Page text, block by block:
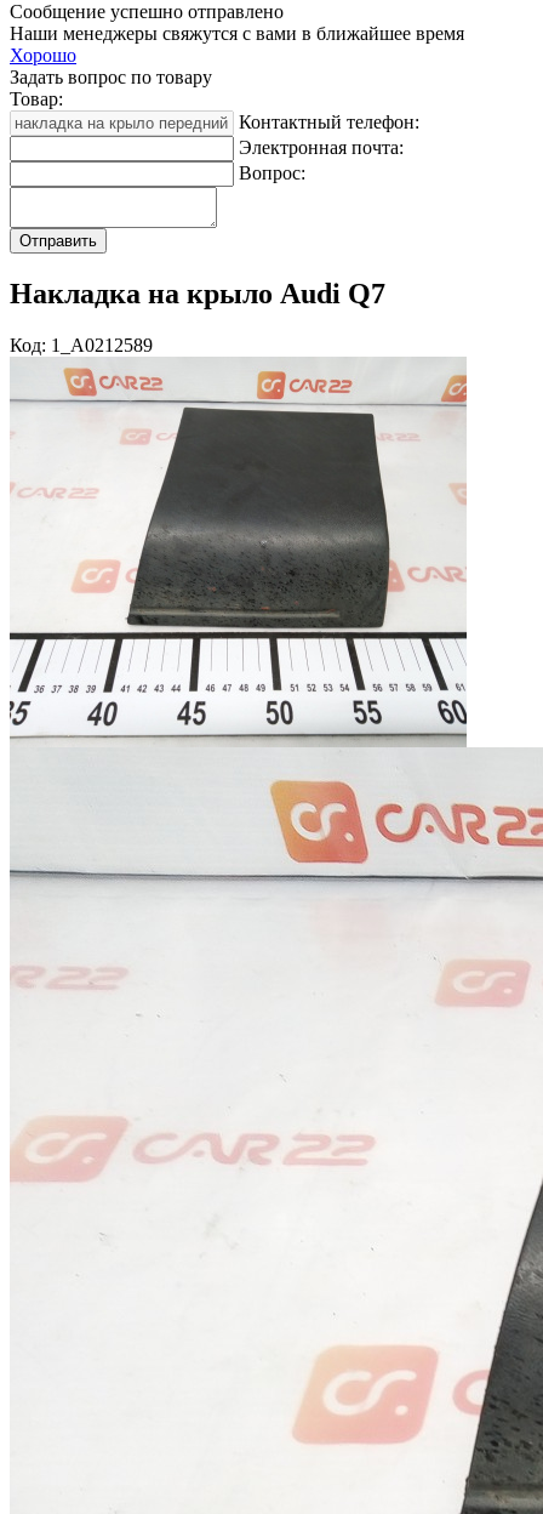
Сообщение успешно отправлено
Наши менеджеры свяжутся с вами в ближайшее время
Хорошо
Задать вопрос по товару
Товар:
Контактный телефон:
Электронная почта:
Вопрос:
Накладка на крыло Audi Q7
Код: 1_A0212589